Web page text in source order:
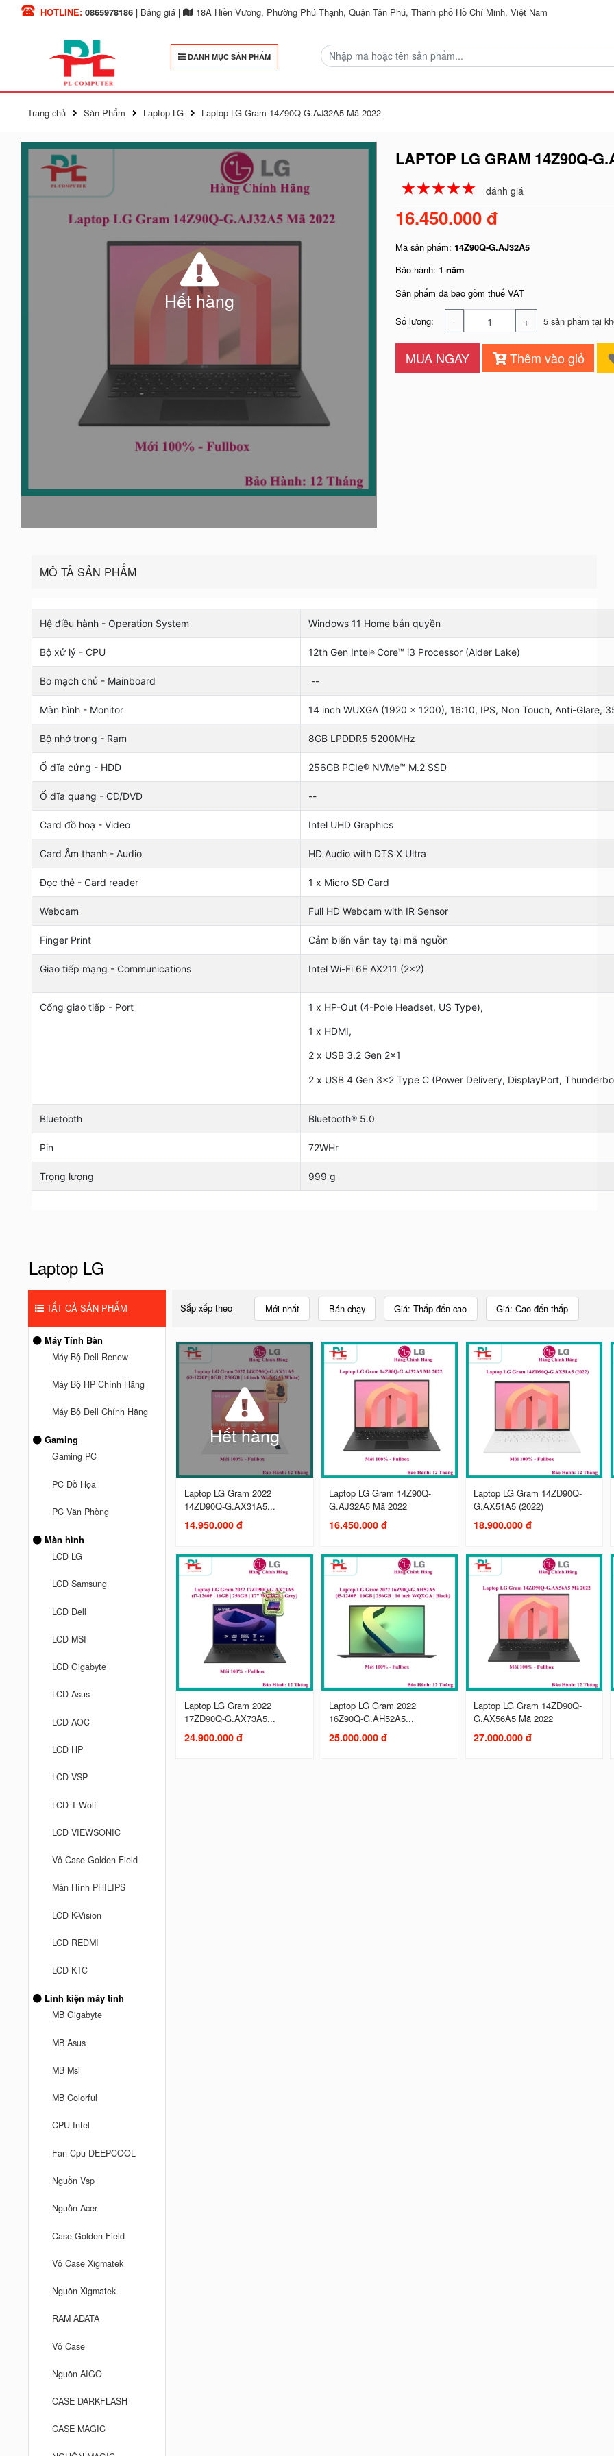
HOTLINE: 0865978186| Bảng giá| 18A Hiền Vương, Phường Phú Thạnh, Quận Tân Phú, Thành phố Hồ Chí Minh, Việt Nam
DANH MỤC SẢN PHẨM
Trang chủ Sản Phẩm Laptop LG Laptop LG Gram 14Z90Q-G.AJ32A5 Mã 2022
Hết hàng
LAPTOP LG GRAM 14Z90Q-
☆☆☆☆☆
★★★★★ đánh giá
16.450.000 đ
Mã sản phẩm: 14Z90Q-G.AJ32A5
Bảo hành: 1 năm
Sản phẩm đã bao gồm thuế VAT
Số lượng: - + 5 sản phẩm tại
MUA NGAY Thêm vào giỏ
MÔ TẢ SẢN PHẨM
Hệ điều hành - Operation System Windows 11 Home bản quyền
Bộ xử lý - CPU 12th Gen Intel® Core™ i3 Processor (Alder Lake)
Bo mạch chủ - Mainboard --
Màn hình - Monitor 14 inch WUXGA (1920 x 1200), 16:10, IPS, Non Touch, Anti-Glare,
Bộ nhớ trong - Ram 8GB LPDDR5 5200MHz
Ổ đĩa cứng - HDD 256GB PCIe® NVMe™ M.2 SSD
Ổ đĩa quang - CD/DVD --
Card đồ hoạ - Video Intel UHD Graphics
Card Âm thanh - Audio HD Audio with DTS X Ultra
Đọc thẻ - Card reader 1 x Micro SD Card
Webcam Full HD Webcam with IR Sensor
Finger Print Cảm biến vân tay tại mã nguồn
Giao tiếp mạng - Communications Intel Wi-Fi 6E AX211 (2x2)
Cổng giao tiếp - Port 1 x HP-Out (4-Pole Headset, US Type),
1 x HDMI,
2 x USB 3.2 Gen 2×1
2 x USB 4 Gen 3×2 Type C (Power Delivery, DisplayPort,
Bluetooth Bluetooth® 5.0
Pin 72WHr
Trọng lượng 999 g
Laptop LG
TẤT CẢ SẢN PHẨM
Máy Tính Bàn
Máy Bộ Dell Renew
Máy Bộ HP Chính Hãng
Máy Bộ Dell Chính Hãng
Gaming
Gaming PC
PC Đồ Họa
PC Văn Phòng
Màn hình
LCD LG
LCD Samsung
LCD Dell
LCD MSI
LCD Gigabyte
LCD Asus
LCD AOC
LCD HP
LCD VSP
LCD T-Wolf
LCD VIEWSONIC
Vỏ Case Golden Field
Màn Hình PHILIPS
LCD K-Vision
LCD REDMI
LCD KTC
Linh kiện máy tính
MB Gigabyte
MB Asus
MB Msi
MB Colorful
CPU Intel
Fan Cpu DEEPCOOL
Nguồn Vsp
Nguồn Acer
Case Golden Field
Vỏ Case Xigmatek
Nguồn Xigmatek
RAM ADATA
Vỏ Case
Nguồn AIGO
CASE DARKFLASH
CASE MAGIC
Sắp xếp theo Mới nhất Bán chạy Giá: Thấp đến cao Giá: Cao đến thấp
Hết hàng
Laptop LG Gram 2022
14ZD90Q-G.AX31A5...
14.950.000 đ
Laptop LG Gram 14Z90Q-
G.AJ32A5 Mã 2022
16.450.000 đ
Laptop LG Gram 14ZD90Q-
G.AX51A5 (2022)
18.900.000 đ
Laptop LG Gram 2022
17ZD90Q-G.AX73A5...
24.900.000 đ
Laptop LG Gram 2022
16Z90Q-G.AH52A5...
25.000.000 đ
Laptop LG Gram 14ZD90Q-
G.AX56A5 Mã 2022
27.000.000 đ